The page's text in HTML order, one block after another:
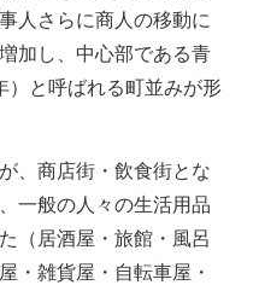
人さらに商人の移動に
加し、中心部である青
）と呼ばれる町並みが形
、商店街・飲食街とな
一般の人々の生活用品
（居酒屋・旅館・風呂
・雑貨屋・自転車屋・